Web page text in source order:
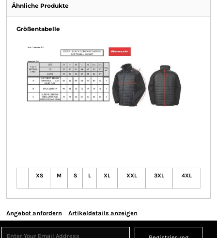
Ähnliche Produkte
Größentabelle
XS M S L XL XXL 3XL 4XL
Angebot anfordern Artikeldetails anzeigen